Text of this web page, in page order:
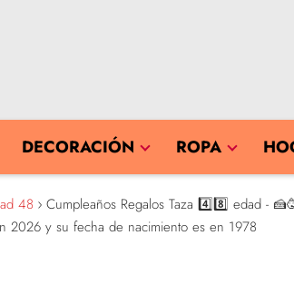
DECORACIÓN ROPA
48
Cumpleaños Regalos Taza 4️⃣8️⃣ edad -
2026 y su fecha de nacimiento es en 1978